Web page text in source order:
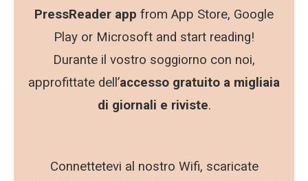
PressReader app from App Store, Google
Play or Microsoft and start reading!
Durante il vostro soggiorno con noi,
approfittate dell’accesso gratuito a migliaia
di giornali e riviste.
Connettetevi al nostro Wifi, scaricate